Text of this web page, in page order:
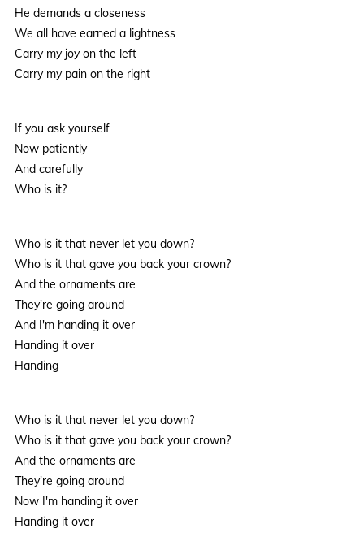
He demands a closeness
We all have earned a lightness
Carry my joy on the left
Carry my pain on the right
If you ask yourself
Now patiently
And carefully
Who is it?
Who is it that never let you down?
Who is it that gave you back your crown?
And the ornaments are
They're going around
And I'm handing it over
Handing it over
Handing
Who is it that never let you down?
Who is it that gave you back your crown?
And the ornaments are
They're going around
Now I'm handing it over
Handing it over